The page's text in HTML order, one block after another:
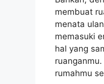
membuat
menata
memasuki
hal yang
rumahmu